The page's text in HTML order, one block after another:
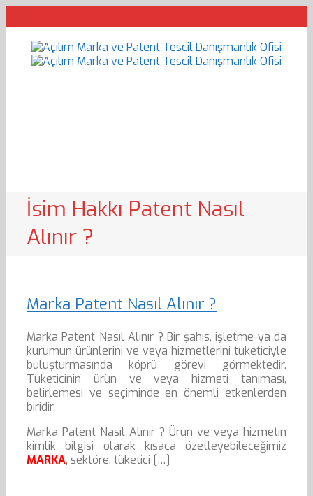
İsim Hakkı Patent Nasıl
Alınır ?
Marka Patent Nasıl Alınır ?
Marka Patent Nasıl Alınır ? Bir şahıs, işletme ya da
kurumun ürünlerini ve veya hizmetlerini tüketiciyle
buluşturmasında köprü görevi görmektedir.
Tüketicinin ürün ve veya hizmeti tanıması,
belirlemesi ve seçiminde en önemli etkenlerden
biridir.
Marka Patent Nasıl Alınır ? Ürün ve veya hizmetin
kimlik bilgisi olarak kısaca özetleyebileceğimiz
MARKA, sektöre, tüketici […]